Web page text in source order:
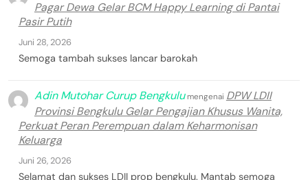
Pagar Dewa Gelar BCM Happy Learning di Pantai
Pasir Putih
Juni 28, 2026
Semoga tambah sukses lancar barokah
Adin Mutohar Curup Bengkulumengenai DPW LDII
Provinsi Bengkulu Gelar Pengajian Khusus Wanita,
Perkuat Peran Perempuan dalam Keharmonisan
Keluarga
Juni 26, 2026
Selamat dan sukses LDII prop bengkulu. Mantab semoga